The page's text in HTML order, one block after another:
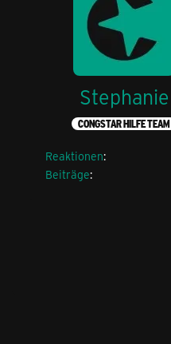
Stephanie
CONGSTAR HILFE TEAM
Reaktionen
Beiträge